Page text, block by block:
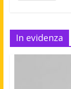
In evidenza